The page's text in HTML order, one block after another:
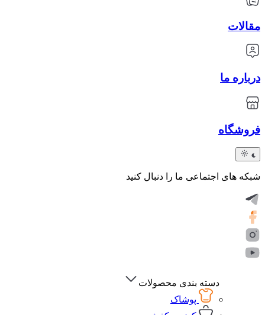
مقالات
درباره ما
فروشگاه
شبکه های اجتماعی ما را دنبال کنید
دسته بندی محصولات
پوشاک